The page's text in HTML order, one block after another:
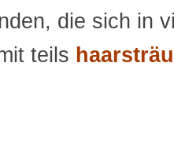
die sich in
teils